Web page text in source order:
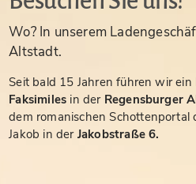
Wo? In unserem
Altstadt.
Seit bald 15 Jahren führen wir ein
Faksimiles in der Regensburger
dem romanischen Schottenportal
Jakob in der Jakobstraße 6.